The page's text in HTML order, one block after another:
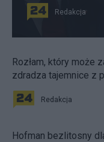
Redakcja
Rozłam, który może
zdradza tajemnice z
Redakcja
Hofman bezlitosny